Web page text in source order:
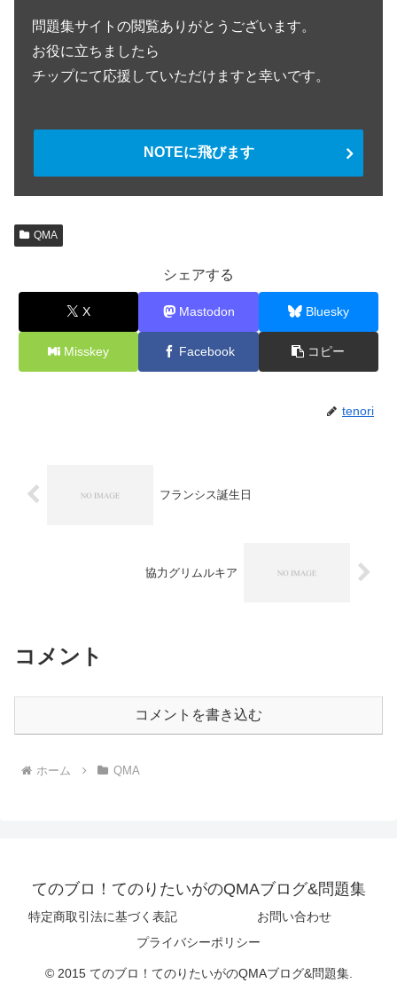
問題集サイトの閲覧ありがとうございます。
お役に立ちましたら
チップにて応援していただけますと幸いです。
NOTEに飛びます
QMA
シェアする
X Mastodon Bluesky
Misskey Facebook コピー
tenori
フランシス誕生日
協力グリムルキア
コメント
コメントを書き込む
ホーム QMA
てのブロ！てのりたいがのQMAブログ&問題集
特定商取引法に基づく表記
お問い合わせ
プライバシーポリシー
© 2015 てのブロ！てのりたいがのQMAブログ&問題集.